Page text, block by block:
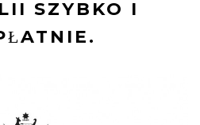
SZYBKO I